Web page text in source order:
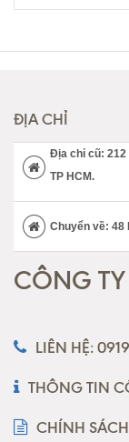
ĐỊA CHỈ
Địa chỉ cũ: 212
TP HCM.
Chuyển về: 48
CÔNG
LIÊN HỆ:
THÔNG TIN
CHÍNH SÁCH